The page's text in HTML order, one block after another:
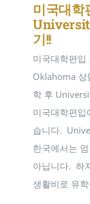
미국대학
기!!
미국대학편
Oklahoma 상
학 후
미국대학편입
습니다.
한국에서는
아닙니다. ​ 하
생활비로 유